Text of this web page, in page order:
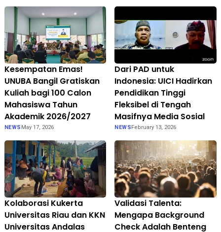
Kesempatan Emas!
UNUBA Bangil Gratiskan
Kuliah bagi 100 Calon
Mahasiswa Tahun
Akademik 2026/2027
NEWS May 17, 2026
Dari PAD untuk
Indonesia: UICI Hadirkan
Pendidikan Tinggi
Fleksibel di Tengah
Masifnya Media Sosial
NEWSFebruary 13, 2026
Kolaborasi Kukerta
Universitas Riau dan KKN
Universitas Andalas
Validasi Talenta:
Mengapa Background
Check Adalah Benteng